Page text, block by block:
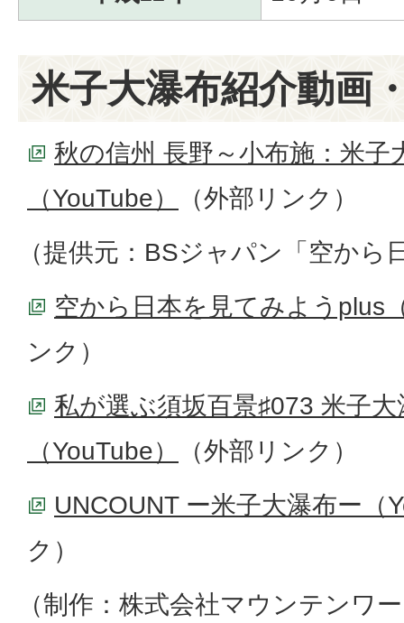
米子大瀑布紹介動画
秋の信州 長野～小布施：米子
（YouTube）
（外部リンク）
（提供元：BSジャパン「空から
空から日本を見てみようplus
ンク）
私が選ぶ須坂百景♯073 米子
（YouTube）
（外部リンク）
UNCOUNT ー米子大瀑布ー（
ク）
（制作：株式会社マウンテンワ